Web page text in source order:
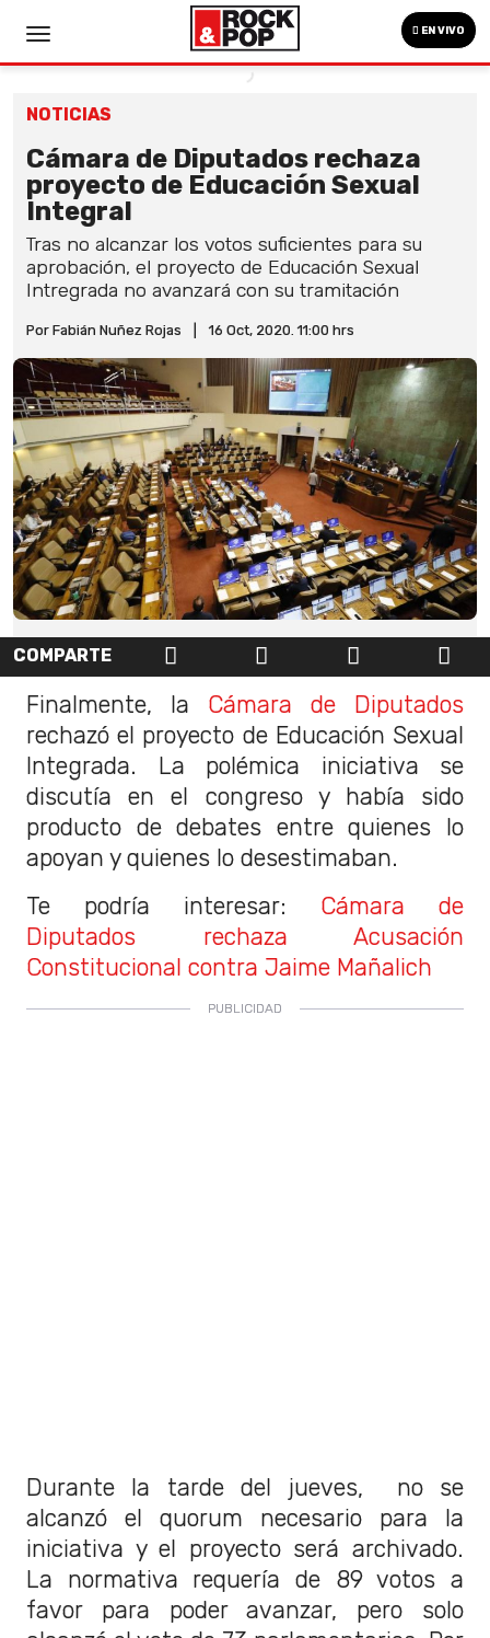
EN VIVO
NOTICIAS
Cámara de Diputados rechaza
proyecto de Educación Sexual
Integral
Tras no alcanzar los votos suficientes para su
aprobación, el proyecto de Educación Sexual
Intregrada no avanzará con su tramitación
Por Fabián Nuñez Rojas 16 Oct, 2020. 11:00 hrs
COMPARTE
Finalmente, la Cámara de Diputados
rechazó el proyecto de Educación Sexual
Integrada. La polémica iniciativa se
discutía en el congreso y había sido
producto de debates entre quienes lo
apoyan y quienes lo desestimaban.
Te podría interesar: Cámara de
Diputados rechaza Acusación
Constitucional contra Jaime Mañalich
Durante la tarde del jueves, no se
alcanzó el quorum necesario para la
iniciativa y el proyecto será archivado.
La normativa requería de 89 votos a
favor para poder avanzar, pero solo